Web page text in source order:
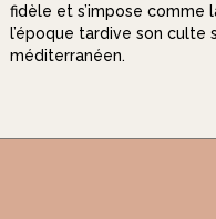
fidèle et s’impose comme
l’époque tardive son culte
méditerranéen.